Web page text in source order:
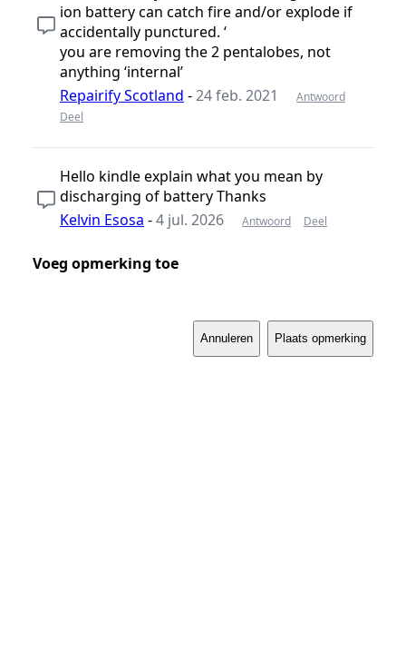
ion battery can catch fire and/or explode if
accidentally punctured. ‘
you are removing the 2 pentalobes, not
anything ‘internal’
Repairify Scotland -24 feb. 2021
Antwoord
Deel
Hello kindle explain what you mean by
discharging of battery Thanks
Kelvin Esosa -4 jul. 2026 Antwoord Deel
Voeg opmerking toe
Annuleren Plaats opmerking